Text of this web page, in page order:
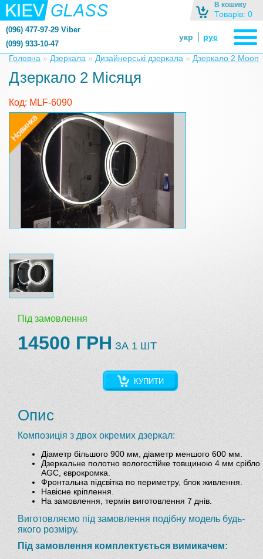
В кошику
Товарів: 0
(096) 477-97-29 Viber
(099) 933-10-47
zerkalonazakaz@gmail.com
укр рус
Головна » Дзеркала » Дизайнерські дзеркала » Дзеркало 2 Moon
Дзеркало 2 Місяця
Код: MLF-6090
Під замовлення
14500 ГРН ЗА 1 ШТ
КУПИТИ
Опис
Композиція з двох окремих дзеркал:
Діаметр більшого 900 мм, діаметр меншого 600 мм.
Дзеркальне полотно вологостійке товщиною 4 мм срібло
AGC, єврокромка.
Фронтальна підсвітка по периметру, блок живлення.
Навісне кріплення.
На замовлення, термін виготовлення 7 днів.
Виготовляємо під замовлення подібну модель будь-
якого розміру.
Під замовлення комплектується вимикачем: